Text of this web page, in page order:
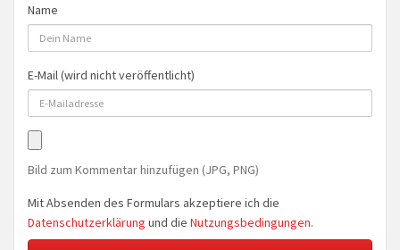
Name
E-Mail (wird nicht veröffentlicht)
Bild zum Kommentar hinzufügen (JPG, PNG)
Mit Absenden des Formulars akzeptiere ich die
Datenschutzerklärung und die Nutzungsbedingungen.